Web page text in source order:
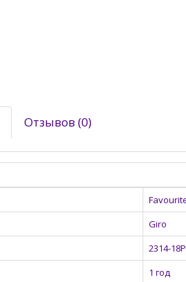
Отзывов (0)
Giro
2314-18P
1 год